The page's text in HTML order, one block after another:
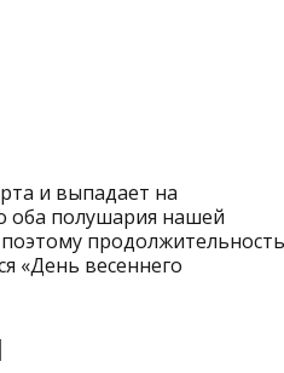
и выпадает на
оба полушария нашей
продолжительность
«День весеннего